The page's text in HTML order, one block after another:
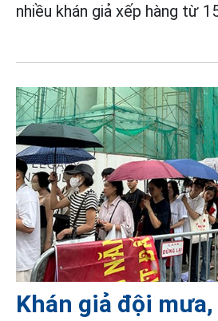
nhiều khán giả xếp hàng từ
Khán giả đội